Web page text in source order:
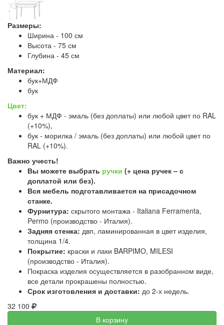
Размеры:
Ширина - 100 см
Высота - 75 см
Глубина - 45 см
Материал:
бук+МДФ
бук
Цвет:
бук + МДФ - эмаль (без доплаты) или любой цвет по RAL
(+10%),
бук - морилка / эмаль (без доплаты) или любой цвет по
RAL (+10%).
Важно учесть!
Вы можете выбрать ручки (+ цена ручек – с
доплатой или без).
Вся мебель подготавливается на присадочном
станке.
Фурнитура: скрытого монтажа - Italiana Ferramenta,
Permo (производство - Италия).
Задняя стенка: двп, ламинированная в цвет изделия,
толщина 1/4.
Покрытие: краски и лаки BARPIMO, MILESI
(производство - Италия).
Покраска изделия осуществляется в разобранном виде,
все детали прокрашены полностью.
Срок изготовления и доставки: до 2-х недель.
32 100
В корзину